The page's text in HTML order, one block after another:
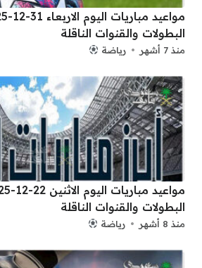
البطولات والقنوات الناقلة
منذ 7 أشهر رياضة
البطولات والقنوات الناقلة
منذ 8 أشهر رياضة